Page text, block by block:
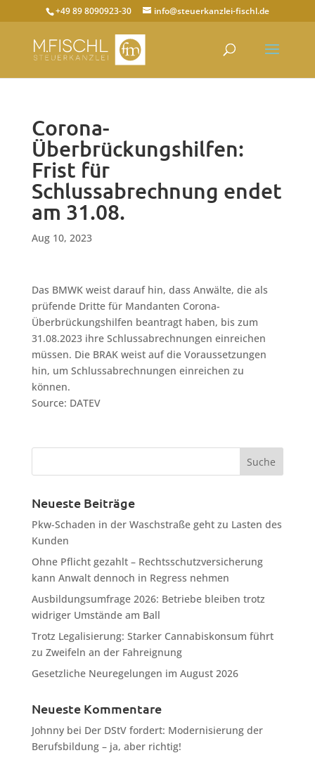
+49 89 8090923-30 info@steuerkanzlei-fischl.de
Corona-
Überbrückungshilfen:
Frist für
Schlussabrechnung endet
am 31.08.
Aug 10, 2023
Das BMWK weist darauf hin, dass Anwälte, die als
prüfende Dritte für Mandanten Corona-
Überbrückungshilfen beantragt haben, bis zum
31.08.2023 ihre Schlussabrechnungen einreichen
müssen. Die BRAK weist auf die Voraussetzungen
hin, um Schlussabrechnungen einreichen zu
können.
Source: DATEV
Neueste Beiträge
Pkw-Schaden in der Waschstraße geht zu Lasten des
Kunden
Ohne Pflicht gezahlt – Rechtsschutzversicherung
kann Anwalt dennoch in Regress nehmen
Ausbildungsumfrage 2026: Betriebe bleiben trotz
widriger Umstände am Ball
Trotz Legalisierung: Starker Cannabiskonsum führt
zu Zweifeln an der Fahreignung
Gesetzliche Neuregelungen im August 2026
Neueste Kommentare
Johnnybei Der DStV fordert: Modernisierung der
Berufsbildung – ja, aber richtig!